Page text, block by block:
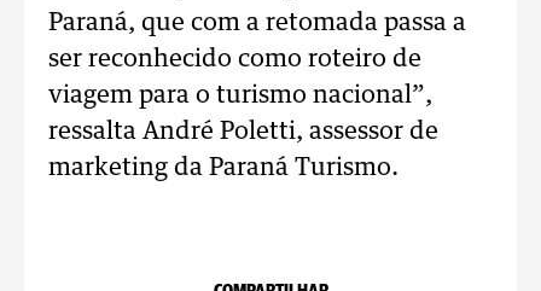
Paraná, que com a retomada passa a
ser reconhecido como roteiro de
viagem para o turismo nacional”,
ressalta André Poletti, assessor de
marketing da Paraná Turismo.